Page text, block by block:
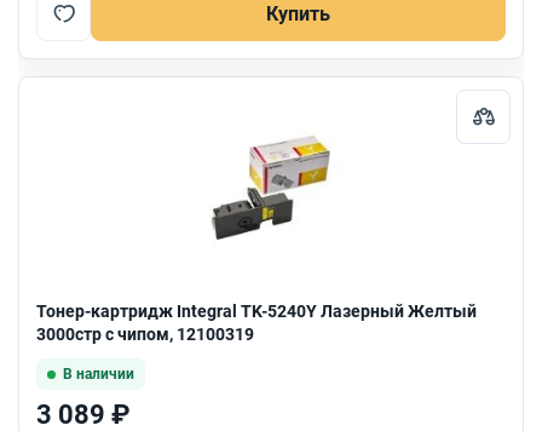
Купить
Тонер-картридж Integral TK-5240Y Лазерный Желтый
3000стр с чипом, 12100319
В наличии
3 089 ₽